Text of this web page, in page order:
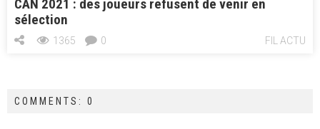
CAN 2021 : des joueurs refusent de venir en
sélection
FIL ACTU
1365 0
COMMENTS: 0